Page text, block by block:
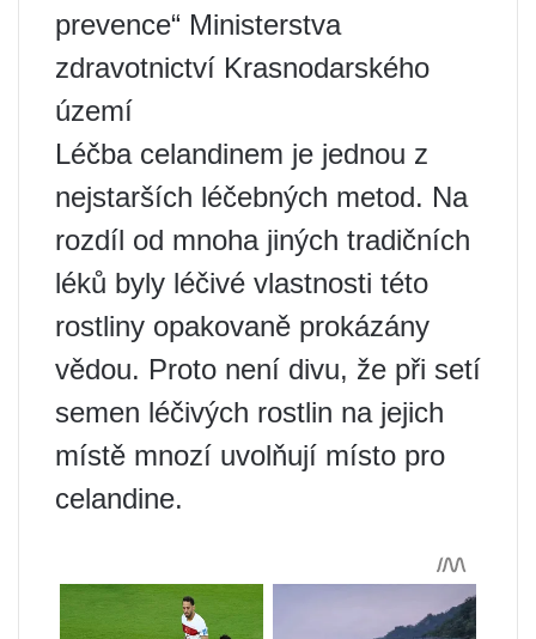
prevence“ Ministerstva
zdravotnictví Krasnodarského
území
Léčba celandinem je jednou z
nejstarších léčebných metod. Na
rozdíl od mnoha jiných tradičních
léků byly léčivé vlastnosti této
rostliny opakovaně prokázány
vědou. Proto není divu, že při setí
semen léčivých rostlin na jejich
místě mnozí uvolňují místo pro
celandine.